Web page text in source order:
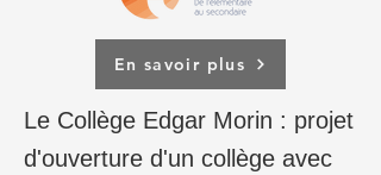
En savoir plus
Le Collège Edgar Morin : projet
d'ouverture d'un collège avec